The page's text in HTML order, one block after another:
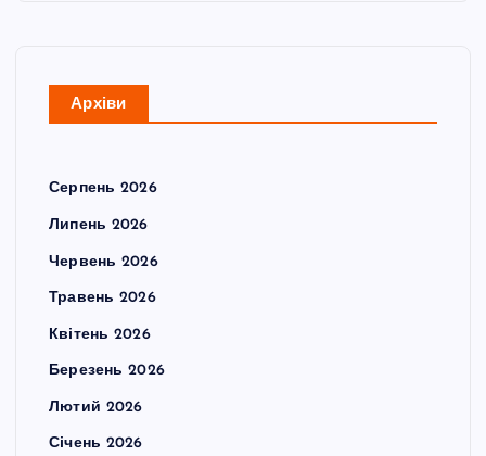
Архіви
Серпень 2026
Липень 2026
Червень 2026
Травень 2026
Квітень 2026
Березень 2026
Лютий 2026
Січень 2026